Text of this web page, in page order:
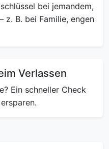
bei jemandem,
z. B. bei Familie, engen
Verlassen
Ein schneller Check